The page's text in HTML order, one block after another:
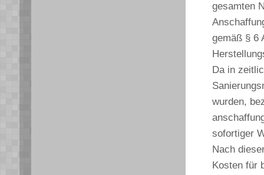
gesamten
gemäß § 6
Da in
wurden,
sofortiger
Nach
Kosten für